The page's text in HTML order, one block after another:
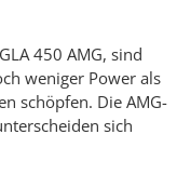
450 AMG, sind
weniger Power als
schöpfen. Die AMG-
sich